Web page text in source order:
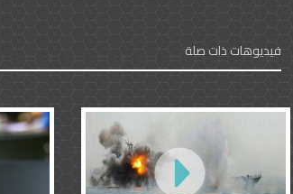
فيديوهات ذات صلة